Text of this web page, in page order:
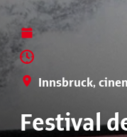
Innsbruck,
Festival